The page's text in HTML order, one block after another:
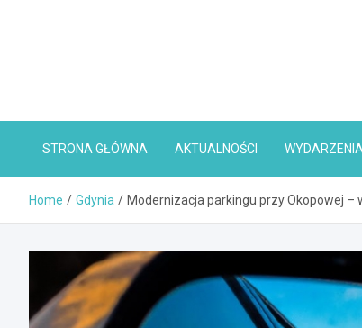
STRONA GŁÓWNA AKTUALNOŚCI WYDARZENIA
Home Gdynia Modernizacja parkingu przy Okopowej –